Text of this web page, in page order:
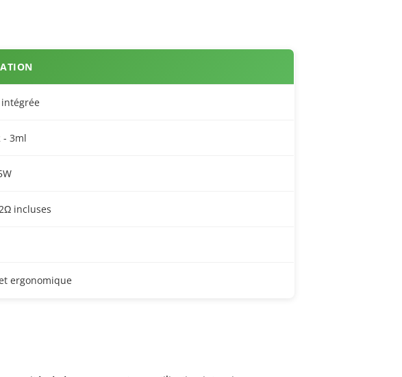
- 3ml
incluses
ergonomique